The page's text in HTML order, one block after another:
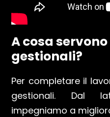
A cosa
gestionali?
Per completare il
gestionali. Dal
impegniamo a